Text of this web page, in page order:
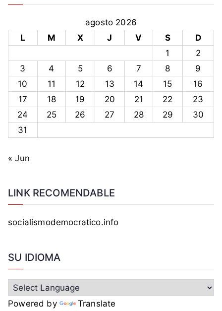
agosto 2026
L
M X J V S
D
1
2
3
4 5 6 7 8
9
10
11 12 13 14 15
16
17
18 19 20 21 22
23
24
25 26 27 28 29
30
31
« Jun
LINK RECOMENDABLE
socialismodemocratico.info
SU IDIOMA
Powered by Translate